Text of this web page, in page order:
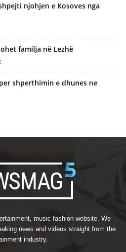
njohjen e Kosoves nga
familja në Lezhë
shperthimin e dhunes ne
music fashion website. We
news and videos straight from the
industry.